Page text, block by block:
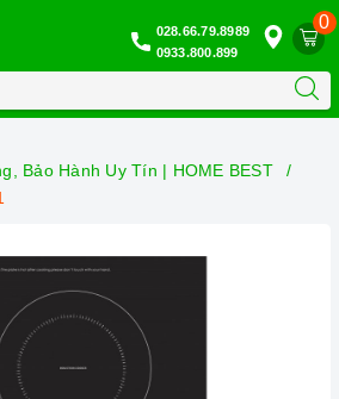
0
028.66.79.8989
0933.800.899
Bảo Hành Uy Tín | HOME BEST